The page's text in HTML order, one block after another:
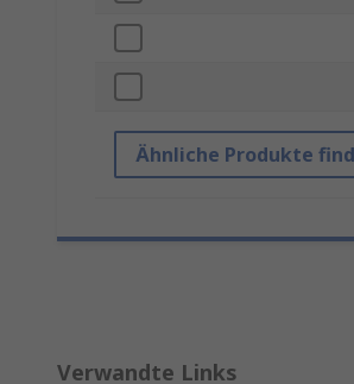
Ähnliche Produkte
Verwandte Links